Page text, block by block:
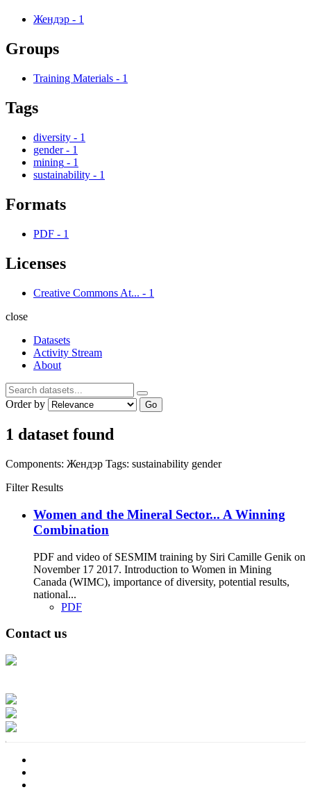
Жендэр - 1
Groups
Training Materials - 1
Tags
diversity - 1
gender - 1
mining - 1
sustainability - 1
Formats
PDF - 1
Licenses
Creative Commons At... - 1
close
Datasets
Activity Stream
About
Order by Go
1 dataset found
Components: Жендэр Tags: sustainability gender
Filter Results
Women and the Mineral Sector... A Winning
Combination
PDF and video of SESMIM training by Siri Camille Genik on
November 17 2017. Introduction to Women in Mining
Canada (WIMC), importance of diversity, potential results,
national...
PDF
Contact us